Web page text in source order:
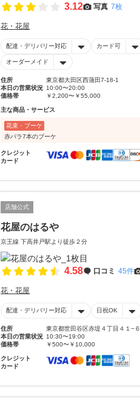
3.12 写真 7枚
花・花屋
配達・デリバリー対応 カード可
オーダーメイド
住所
東京都大田区西蒲田7-18-1
本日の営業状況 10:00〜20:00
価格帯
￥2,200〜￥55,000
主な商品・サービス
花束・ブーケ
赤バラ7本のブーケ
クレジット
カード
店舗公式
花屋のはるや
京王線 下高井戸駅より徒歩２分
4.58 口コミ 45件
花・花屋
配達・デリバリー対応 日祝OK
住所
東京都世田谷区赤堤４丁目４１−６
本日の営業状況 10:30〜19:00
価格帯
￥500〜￥10,000
クレジット
カード